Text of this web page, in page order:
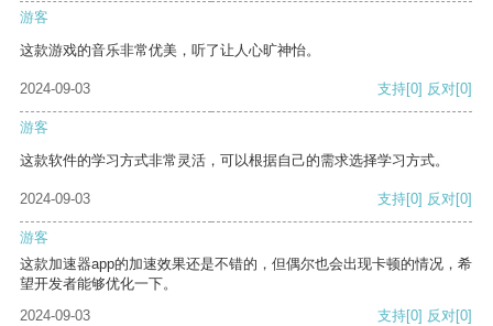
游客
这款游戏的音乐非常优美，听了让人心旷神怡。
2024-09-03 支持[0] 反对[0]
游客
这款软件的学习方式非常灵活，可以根据自己的需求选择学习方式。
2024-09-03 支持[0] 反对[0]
游客
这款加速器app的加速效果还是不错的，但偶尔也会出现卡顿的情况，希
望开发者能够优化一下。
2024-09-03
支持[0] 反对[0]